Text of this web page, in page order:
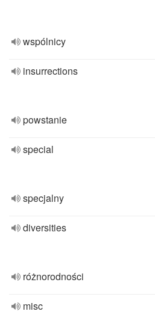
wspólnicy
insurrections
powstanie
special
specjalny
diversities
różnorodności
misc